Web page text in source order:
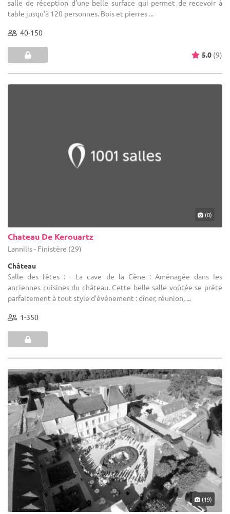
salle de réception d'une belle surface qui permet de recevoir à
table jusqu'à 120 personnes. Bois et pierres ...
40-150
5.0 (9)
(0)
Chateau De Kerouartz
Lannilis - Finistère (29)
Château
Salle des fêtes : - La cave de la Cène : Aménagée dans les
anciennes cuisines du château. Cette belle salle voûtée se prête
parfaitement à tout style d'événement : dîner, réunion, ...
1-350
(19)